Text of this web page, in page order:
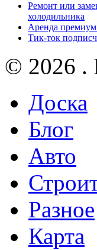
Ремонт или
холодильника
Аренда премиум
Тик-ток
© 2026 .
Доска
Блог
Авто
Разное
Карта